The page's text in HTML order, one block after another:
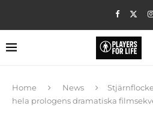
Home News
hela prologens dramatiska